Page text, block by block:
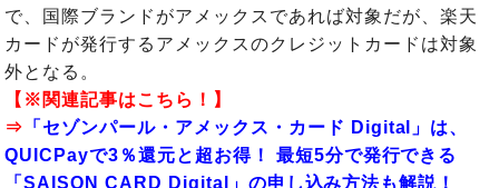
で、国際ブランドがアメックスであれば対象だが、楽天
カードが発行するアメックスのクレジットカードは対象
外となる。
【※関連記事はこちら！】
⇒ 「セゾンパール・アメックス・カード Digital」は、
QUICPayで3％還元と超お得！ 最短5分で発行できる
「SAISON CARD Digital」の申し込み方法も解説！